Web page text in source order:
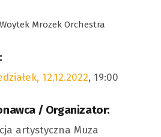
Woytek Mrozek Orchestra
12.12.2022, 19:00
/ Organizator:
artystyczna Muza